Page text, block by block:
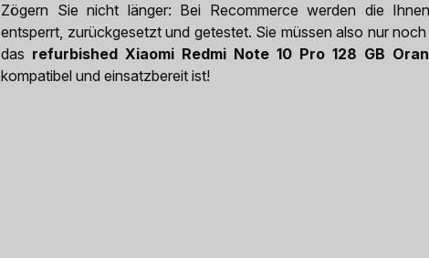
Zögern Sie nicht länger: Bei Recommerce werden die
entsperrt, zurückgesetzt und getestet. Sie müssen also nur
das refurbished Xiaomi Redmi Note 10 Pro 128 GB
kompatibel und einsatzbereit ist!